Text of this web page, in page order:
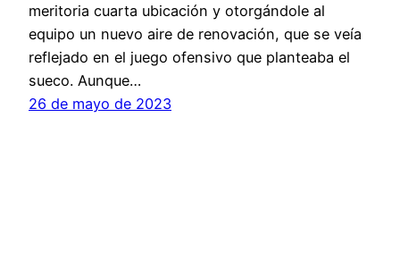
meritoria cuarta ubicación y otorgándole al
equipo un nuevo aire de renovación, que se veía
reflejado en el juego ofensivo que planteaba el
sueco. Aunque…
26 de mayo de 2023